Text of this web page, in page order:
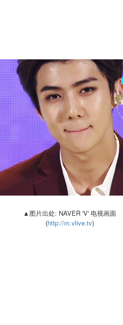
▲图片出处: NAVER 'V' 电视画面
(http://m.vlive.tv)